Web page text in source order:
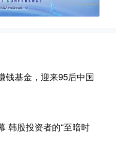
钱基金，迎来95后中国
韩股投资者的“至暗时